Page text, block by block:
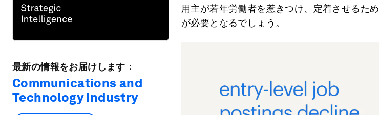
最新の情報をお届けします：
Communications and
Technology Industry
用主が若年労働者を惹きつけ、定着させるた
が必要となるでしょう。